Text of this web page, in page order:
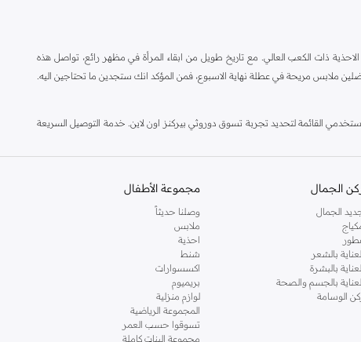
ذات الكعب العالي. مع تاريخ طويل من ابقاء المرأة في مظهر رائع، تواصل هذه
ملابس مريحة في عطلة نهاية الاسبوع، فمن المؤكد انك ستجدين ما تحتاجين اليه.
القائمة لتحديد تجربة تسوق دوروثي بيركنز اون لاين. خدمة التوصيل السريعة
الجمال
الجمال
بالشعر
بالبشرة
بالجسم والصحة
الوسامة
مجموعة الأطفال
وصلنا حديثاً
ملابس
احذية
شنط
اكسسوارات
بريميوم
لوازم منزلية
المجموعة الرياضية
تسوقوا حسب العمر
مجموعة البنات كاملة